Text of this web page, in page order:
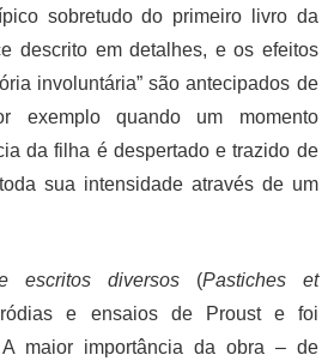
sobretudo do primeiro livro da
descrito em detalhes, e os efeitos
involuntária” são antecipados de
exemplo quando um momento
da filha é despertado e trazido de
sua intensidade através de um
escritos diversos (Pastiches et
e ensaios de Proust e foi
maior importância da obra – de